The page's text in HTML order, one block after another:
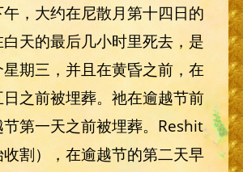
，大约在尼散月第十四日的
天的最后几小时里死去，是
期三，并且在黄昏之前，在
日之前被埋葬。祂在逾越节前
第一天之前被埋葬。Reshit
割），在逾越节的第二天早